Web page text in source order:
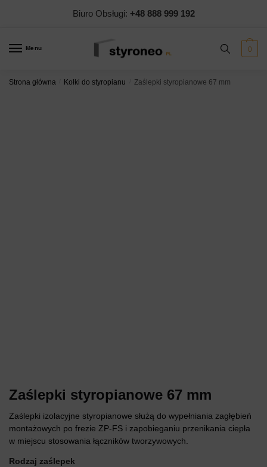
Biuro Obsługi: +48 888 999 192
Menu 0
Strona główna Kołki do styropianu Zaślepki styropianowe 67 mm
Zaślepki styropianowe 67 mm
Zaślepki izolacyjne styropianowe służą do wypełniania zagłębień
montażowych po frezie ZP-FS i zapobieganiu przenikania ciepła
w miejscu stosowania łączników tworzywowych.
Rodzaj zaślepek